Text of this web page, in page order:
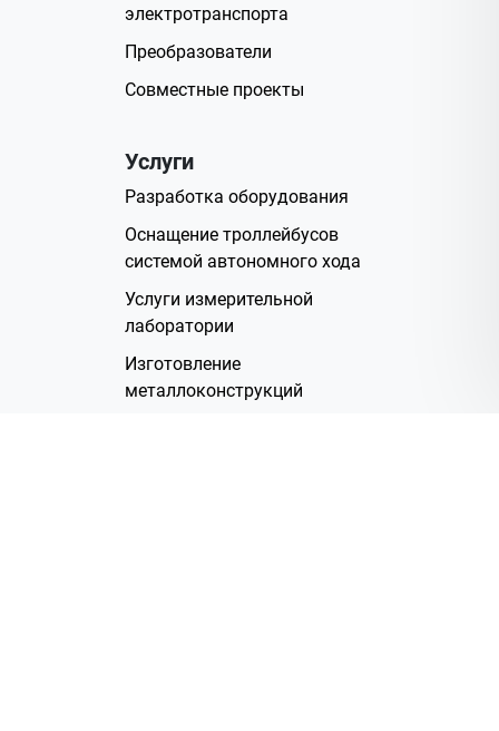
электротранспорта
Преобразователи
Совместные проекты
Услуги
Разработка оборудования
Оснащение троллейбусов
системой автономного хода
Услуги измерительной
лаборатории
Изготовление
металлоконструкций